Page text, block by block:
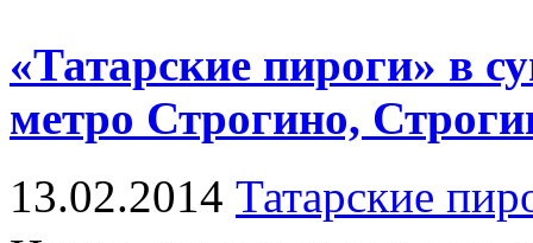
«Татарские пироги» в
метро Строгино,
13.02.2014 Татарские